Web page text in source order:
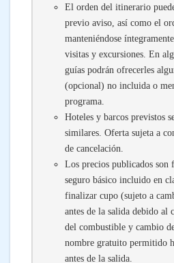
El orden del itinerario
previo aviso, así como el
manteniéndose
visitas y excursiones. En
guías podrán ofrecerles
(opcional) no incluida o
programa.
Hoteles y barcos previstos
similares. Oferta sujeta a
de cancelación.
Los precios publicados son
seguro básico incluido en
finalizar cupo (sujeto a
antes de la salida debido al
del combustible y cambio
nombre gratuito permitido
antes de la salida.